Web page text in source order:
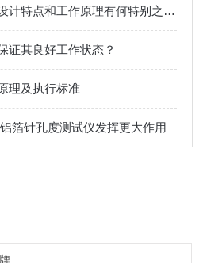
垂直轴偏差测试仪的设计特点和工作原理有何特别之处？
证其良好工作状态？
理及执行标准
箔针孔度测试仪发挥更大作用